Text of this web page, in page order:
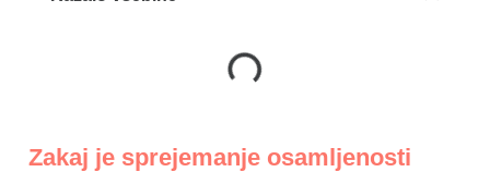
Zakaj je sprejemanje osamljenosti